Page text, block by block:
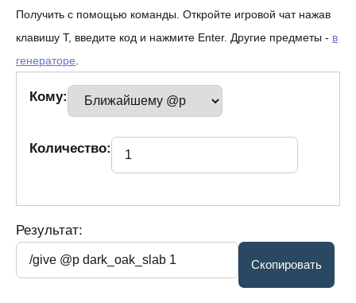
Получить с помощью команды. Откройте игровой чат нажав
клавишу T, введите код и нажмите Enter. Другие предметы - в
генераторе.
Кому:
Количество:
Результат: